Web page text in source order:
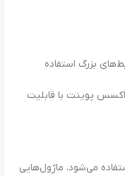
بزرگ استفاده
اکسس پوینت با قابلیت
می‌شود، ماژول‌هایی